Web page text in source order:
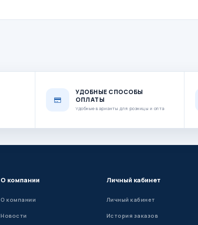
УДОБНЫЕ СПОСОБЫ
ОПЛАТЫ
Удобные варианты для розницы и опта
О компании
О компании
Новости
Личный кабинет
Личный кабинет
История заказов